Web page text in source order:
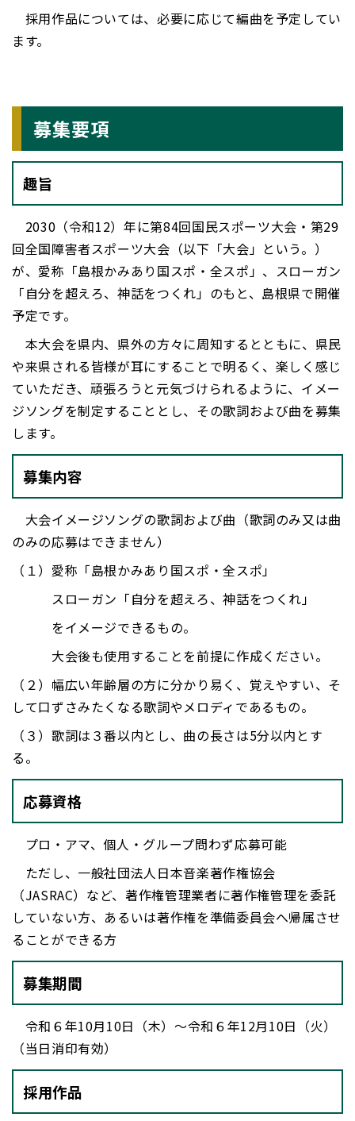
採用作品については、必要に応じて編曲を予定してい
ます。
募集要項
趣旨
2030（令和12）年に第84回国民スポーツ大会・第29
回全国障害者スポーツ大会（以下「大会」という。）
が、愛称「島根かみあり国スポ・全スポ」、スローガン
「自分を超えろ、神話をつくれ」のもと、島根県で開催
予定です。
本大会を県内、県外の方々に周知するとともに、県民
や来県される皆様が耳にすることで明るく、楽しく感じ
ていただき、頑張ろうと元気づけられるように、イメー
ジソングを制定することとし、その歌詞および曲を募集
します。
募集内容
大会イメージソングの歌詞および曲（歌詞のみ又は曲
のみの応募はできません）
（１）愛称「島根かみあり国スポ・全スポ」
スローガン「自分を超えろ、神話をつくれ」
をイメージできるもの。
大会後も使用することを前提に作成ください。
（２）幅広い年齢層の方に分かり易く、覚えやすい、そ
して口ずさみたくなる歌詞やメロディであるもの。
（３）歌詞は３番以内とし、曲の長さは5分以内とす
る。
応募資格
プロ・アマ、個人・グループ問わず応募可能
ただし、一般社団法人日本音楽著作権協会
（JASRAC）など、著作権管理業者に著作権管理を委託
していない方、あるいは著作権を準備委員会へ帰属させ
ることができる方
募集期間
令和６年10月10日（木）～令和６年12月10日（火）
（当日消印有効）
採用作品